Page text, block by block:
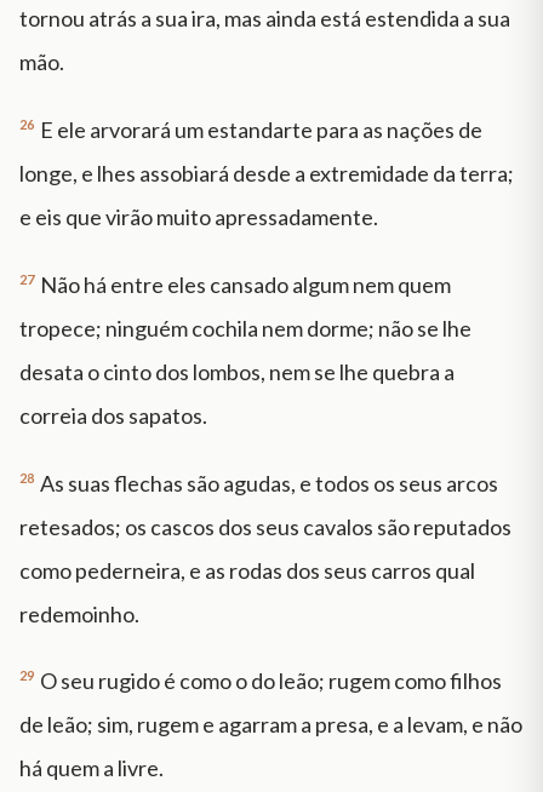
tornou atrás a sua ira, mas ainda está estendida a sua
mão.
26 E ele arvorará um estandarte para as nações de
longe, e lhes assobiará desde a extremidade da terra;
e eis que virão muito apressadamente.
27 Não há entre eles cansado algum nem quem
tropece; ninguém cochila nem dorme; não se lhe
desata o cinto dos lombos, nem se lhe quebra a
correia dos sapatos.
28 As suas flechas são agudas, e todos os seus arcos
retesados; os cascos dos seus cavalos são reputados
como pederneira, e as rodas dos seus carros qual
redemoinho.
29 O seu rugido é como o do leão; rugem como filhos
de leão; sim, rugem e agarram a presa, e a levam, e não
há quem a livre.